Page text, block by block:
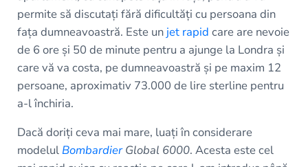
permite să discutați fără dificultăți cu persoana din
fața dumneavoastră. Este un jet rapid care are nevoie
de 6 ore și 50 de minute pentru a ajunge la Londra și
care vă va costa, pe dumneavoastră și pe maxim 12
persoane, aproximativ 73.000 de lire sterline pentru
a-l închiria.
Dacă doriți ceva mai mare, luați în considerare
modelulBombardierGlobal 6000. Acesta este cel